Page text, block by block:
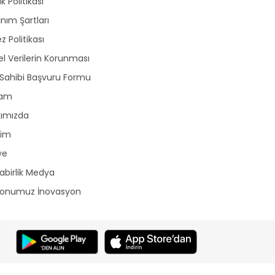
Şartları
Politikası
Verilerin Korunması
Başvuru Formu
Medya
İnovasyon